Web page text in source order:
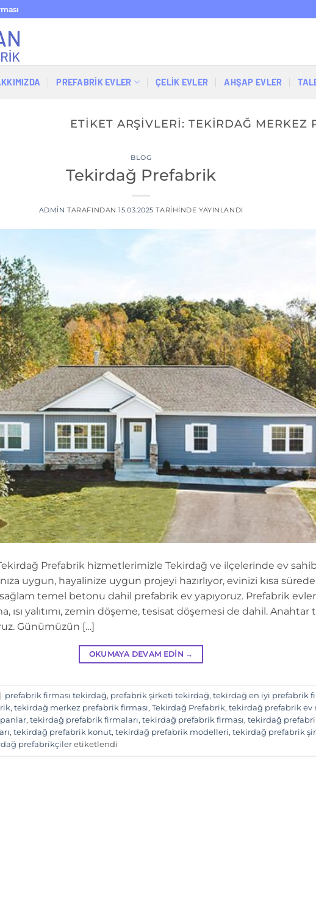
PREFABRİK EVLER ÇELIK EVLER AHŞAP EVLER
ETIKET ARŞIVLERI: TEKIRDAĞ MERKEZ
BLOG
Tekirdağ Prefabrik
ADMIN TARAFINDAN 15.03.2025 TARIHINDE YAYINLANDI
Prefabrik hizmetlerimizle Tekirdağ ve ilçelerinde ev
uygun, hayalinize uygun projeyi hazırlıyor, evinizi kısa
temel betonu dahil prefabrik ev yapıyoruz. Prefabrik
ısı yalıtımı, zemin döşeme, tesisat döşemesi de dahil. Anahtar
Günümüzün […]
OKUMAYA DEVAM EDIN →
prefabrik firması tekirdağ, prefabrik şirketi tekirdağ, tekirdağ en iyi prefabrik
, tekirdağ merkez prefabrik firması, Tekirdağ Prefabrik, tekirdağ prefabrik ev
, tekirdağ prefabrik firmaları, tekirdağ prefabrik firması, tekirdağ
, tekirdağ prefabrik konut, tekirdağ prefabrik modelleri, tekirdağ prefabrik
prefabrikçiler etiketlendi